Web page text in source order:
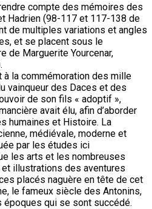
compte des mémoires des
Hadrien (98-117 et 117-138 de
de multiples variations et angles
et se placent sous le
de Marguerite Yourcenar,
la commémoration des mille
vainqueur des Daces et des
de son fils « adoptif »,
avait élu, afin d’aborder
humaines et Histoire. La
médiévale, moderne et
par les études ici
les arts et les nombreuses
illustrations des aventures
placés naguère en tête de cet
le fameux siècle des Antonins,
qui se sont succédé.